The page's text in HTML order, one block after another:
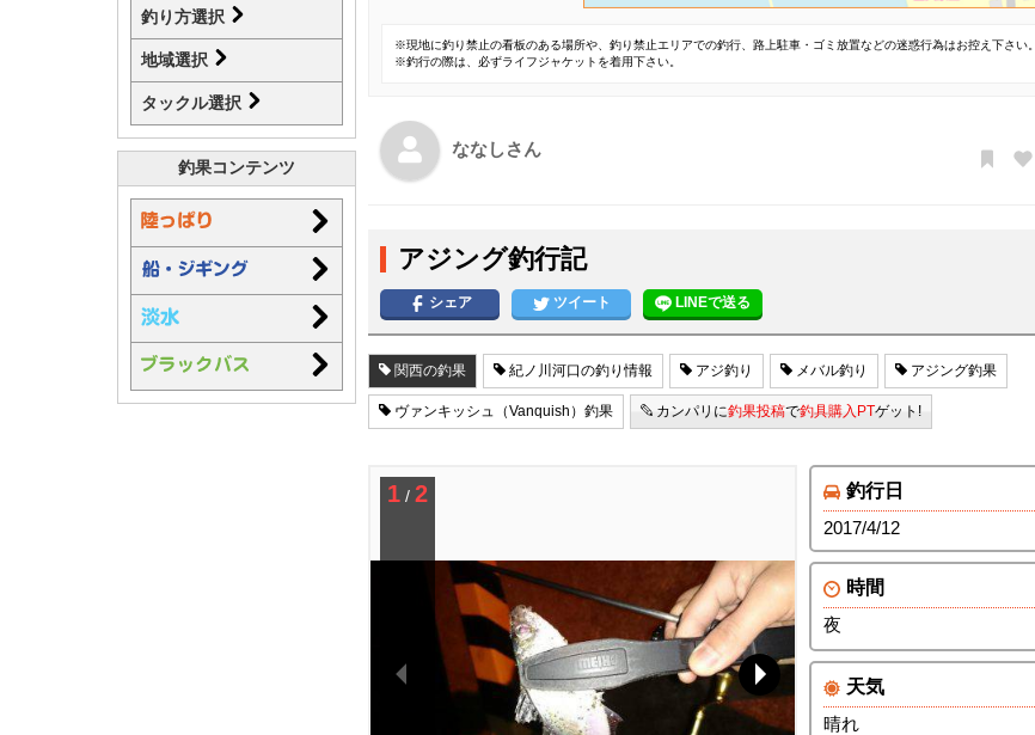
釣り方選択
地域選択
タックル選択
釣果コンテンツ
※現地に釣り禁止の看板のある場所や、釣り禁止エリアでの釣行、路上駐車・ゴミ放置などの迷惑行為はお控え下さい。
※釣行の際は、必ずライフジャケットを着用下さい。
ななしさん
アジング釣行記
シェア ツイート LINEで送る
関西の釣果 紀ノ川河口の釣り情報 アジ釣り メバル釣り アジング釣果
ヴァンキッシュ（Vanquish）釣果 カンパリに釣果投稿で釣具購入PTゲット!
1 / 2
釣行日
2017/4/12
時間
夜
天気
晴れ